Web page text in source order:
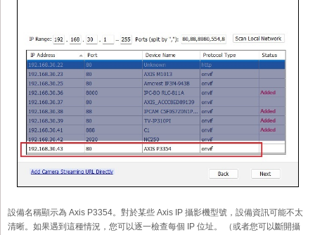
設備名稱顯示為 Axis P3354。對於某些 Axis IP 攝影機型號，設備資訊可能不太
清晰。如果遇到這種情況，您可以逐一檢查每個 IP 位址。 （或者您可以斷開攝